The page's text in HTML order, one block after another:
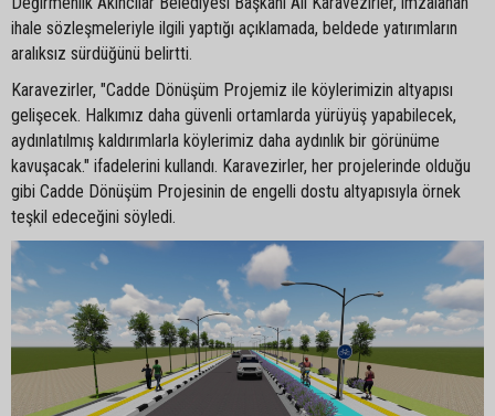
ihale sözleşmeleriyle ilgili yaptığı açıklamada, beldede yatırımların
aralıksız sürdüğünü belirtti.
Karavezirler, "Cadde Dönüşüm Projemiz ile köylerimizin altyapısı
gelişecek. Halkımız daha güvenli ortamlarda yürüyüş yapabilecek,
aydınlatılmış kaldırımlarla köylerimiz daha aydınlık bir görünüme
kavuşacak." ifadelerini kullandı. Karavezirler, her projelerinde olduğu
gibi Cadde Dönüşüm Projesinin de engelli dostu altyapısıyla örnek
teşkil edeceğini söyledi.